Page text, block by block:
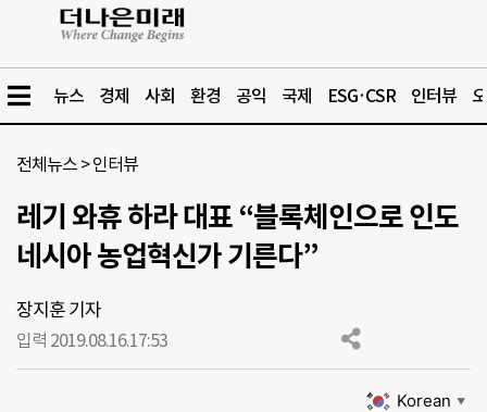
뉴스 경제 사회 환경 공익 국제 ESG·CSR 인터뷰
전체뉴스 >인터뷰
레기 와휴 하라 대표 “블록체인으로 인도
네시아 농업혁신가 기른다”
장지훈 기자
입력 2019.08.16.17:53
Korean ▼